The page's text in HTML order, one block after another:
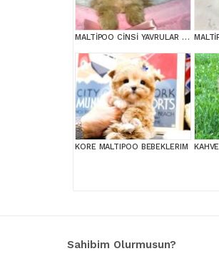
MALTİPOO CİNSİ YAVRULAR EV ÜRETİMİ
KORE MALTIPOO BEBEKLERIM
Sahibim Olurmusun?